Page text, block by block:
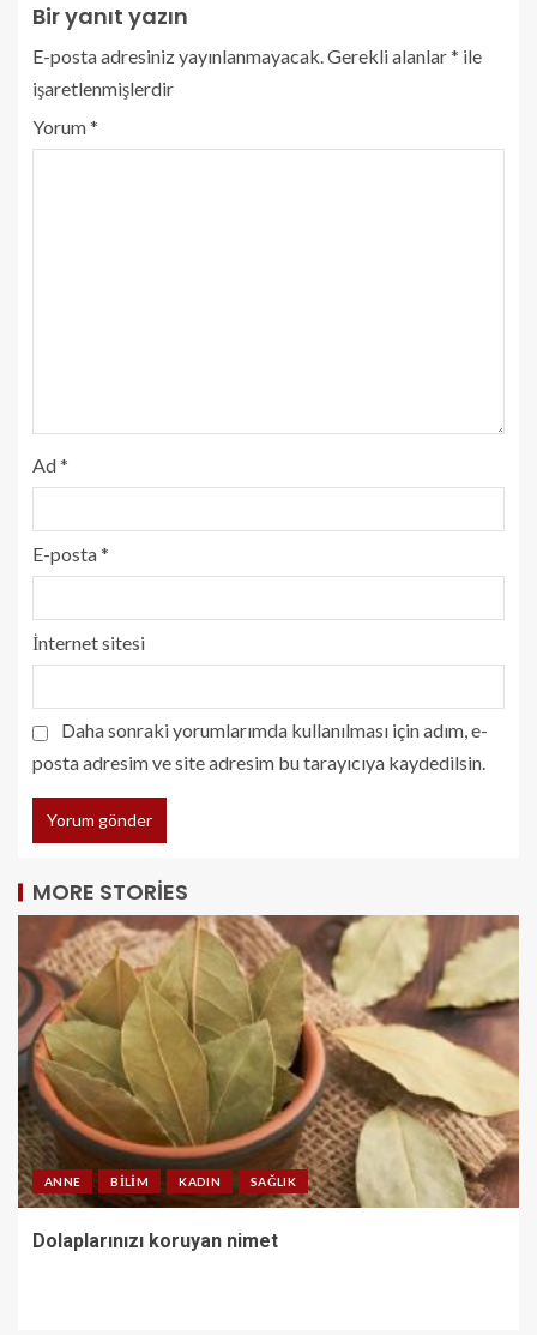
Bir yanıt yazın
E-posta adresiniz yayınlanmayacak.Gerekli alanlar* ile
işaretlenmişlerdir
Yorum*
Ad*
E-posta*
İnternet sitesi
Daha sonraki yorumlarımda kullanılması için adım, e-
posta adresim ve site adresim bu tarayıcıya kaydedilsin.
MORE STORIES
ANNE BILIM KADIN SAĞLIK
Dolaplarınızı koruyan nimet